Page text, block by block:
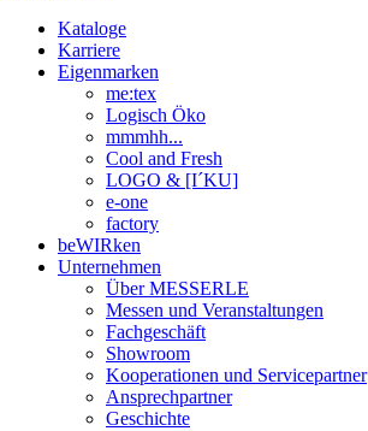
Kataloge
Karriere
Eigenmarken
me:tex
Logisch Öko
mmmhh...
Cool and Fresh
LOGO & [I´KU]
e-one
factory
beWIRken
Unternehmen
Über MESSERLE
Messen und Veranstaltungen
Fachgeschäft
Showroom
Kooperationen und Servicepartner
Ansprechpartner
Geschichte